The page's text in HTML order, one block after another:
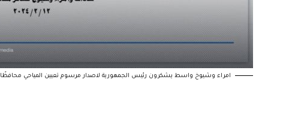
امراء وشيوخ واسط يشكرون رئيس الجمهورية لاصدار مرسوم تعيين المياحي محافظًا